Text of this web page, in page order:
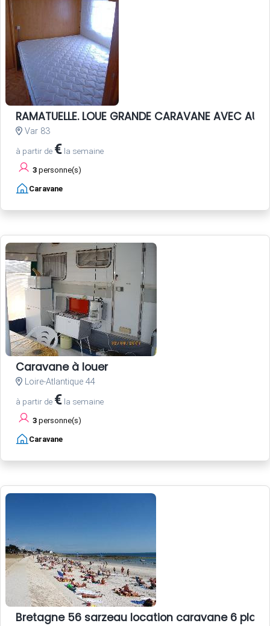
RAMATUELLE. LOUE GRANDE CARAVANE AVEC
Var 83
à partir de € la semaine
3 personne(s)
Caravane
Caravane à louer
Loire-Atlantique 44
à partir de € la semaine
3 personne(s)
Caravane
Bretagne 56 sarzeau location caravane 6